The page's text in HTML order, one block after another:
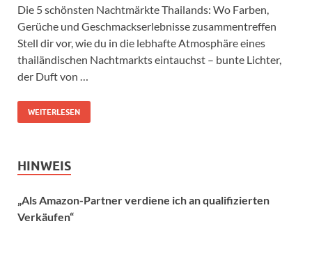
Die 5 schönsten Nachtmärkte Thailands: Wo Farben,
Gerüche und Geschmackserlebnisse zusammentreffen
Stell dir vor, wie du in die lebhafte Atmosphäre eines
thailändischen Nachtmarkts eintauchst – bunte Lichter,
der Duft von …
WEITERLESEN
HINWEIS
„Als Amazon-Partner verdiene ich an qualifizierten
Verkäufen“